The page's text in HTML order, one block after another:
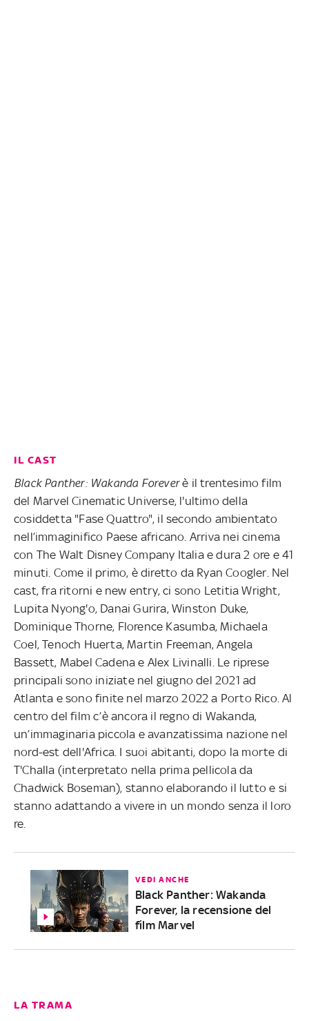
IL CAST
Black Panther: Wakanda Foreverè il trentesimo film
del Marvel Cinematic Universe, l'ultimo della
cosiddetta "Fase Quattro", il secondo ambientato
nell’immaginifico Paese africano. Arriva nei cinema
con The Walt Disney Company Italia e dura 2 ore e 41
minuti. Come il primo, è diretto da Ryan Coogler. Nel
cast, fra ritorni e new entry, ci sono Letitia Wright,
Lupita Nyong'o, Danai Gurira, Winston Duke,
Dominique Thorne, Florence Kasumba, Michaela
Coel, Tenoch Huerta, Martin Freeman, Angela
Bassett, Mabel Cadena e Alex Livinalli. Le riprese
principali sono iniziate nel giugno del 2021 ad
Atlanta e sono finite nel marzo 2022 a Porto Rico. Al
centro del film c’è ancora il regno di Wakanda,
un’immaginaria piccola e avanzatissima nazione nel
nord-est dell'Africa. I suoi abitanti, dopo la morte di
T'Challa (interpretato nella prima pellicola da
Chadwick Boseman), stanno elaborando il lutto e si
stanno adattando a vivere in un mondo senza il loro
re.
VEDI ANCHE
Black Panther: Wakanda
Forever, la recensione del
film Marvel
LA TRAMA